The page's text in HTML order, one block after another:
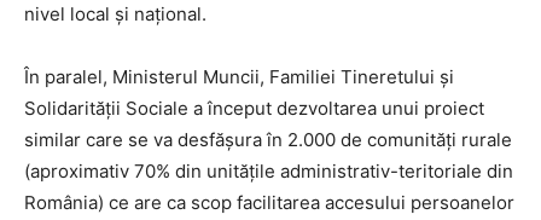
nivel local și național.
În paralel, Ministerul Muncii, Familiei Tineretului și
Solidarității Sociale a început dezvoltarea unui proiect
similar care se va desfășura în 2.000 de comunități rurale
(aproximativ 70% din unitățile administrativ-teritoriale din
România) ce are ca scop facilitarea accesului persoanelor